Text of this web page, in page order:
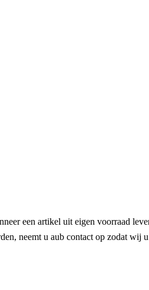
een artikel uit eigen voorraad
neemt u aub contact op zodat wij